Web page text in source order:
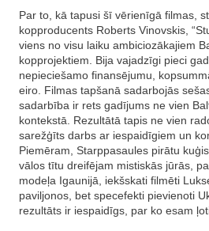
Par to, kā tapusi šī vērienīgā filmas,
kopproducents Roberts Vinovskis,
viens no visu laiku ambiciozākajiem
kopprojektiem. Bija vajadzīgi pieci
nepieciešamo finansējumu,
eiro. Filmas tapšanā sadarbojās
sadarbība ir rets gadījums ne vien
kontekstā. Rezultātā tapis ne vien
sarežģīts darbs ar iespaidīgiem un
Piemēram, Starppasaules pirātu
vālos tītu dreifējam mistiskās jūrās,
modeļa Igaunijā, iekšskati filmēti
paviljonos, bet specefekti pievienoti
rezultāts ir iespaidīgs, par ko esam